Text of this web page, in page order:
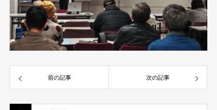
前の記事 次の記事